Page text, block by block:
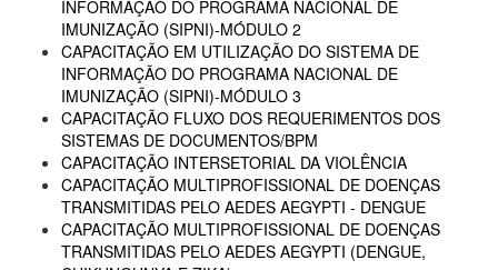
INFORMAÇÃO DO PROGRAMA NACIONAL DE
IMUNIZAÇÃO (SIPNI)-MÓDULO 2
CAPACITAÇÃO EM UTILIZAÇÃO DO SISTEMA DE
INFORMAÇÃO DO PROGRAMA NACIONAL DE
IMUNIZAÇÃO (SIPNI)-MÓDULO 3
CAPACITAÇÃO FLUXO DOS REQUERIMENTOS DOS
SISTEMAS DE DOCUMENTOS/BPM
CAPACITAÇÃO INTERSETORIAL DA VIOLÊNCIA
CAPACITAÇÃO MULTIPROFISSIONAL DE DOENÇAS
TRANSMITIDAS PELO AEDES AEGYPTI - DENGUE
CAPACITAÇÃO MULTIPROFISSIONAL DE DOENÇAS
TRANSMITIDAS PELO AEDES AEGYPTI (DENGUE,